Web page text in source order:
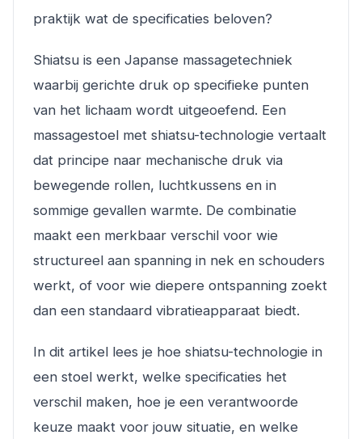
praktijk wat de specificaties beloven?
Shiatsu is een Japanse massagetechniek
waarbij gerichte druk op specifieke punten
van het lichaam wordt uitgeoefend. Een
massagestoel met shiatsu-technologie vertaalt
dat principe naar mechanische druk via
bewegende rollen, luchtkussens en in
sommige gevallen warmte. De combinatie
maakt een merkbaar verschil voor wie
structureel aan spanning in nek en schouders
werkt, of voor wie diepere ontspanning zoekt
dan een standaard vibratieapparaat biedt.
In dit artikel lees je hoe shiatsu-technologie in
een stoel werkt, welke specificaties het
verschil maken, hoe je een verantwoorde
keuze maakt voor jouw situatie, en welke